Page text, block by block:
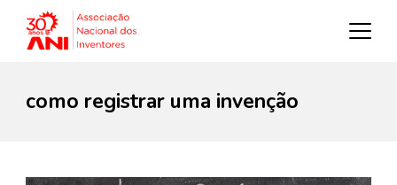
como registrar uma invenção